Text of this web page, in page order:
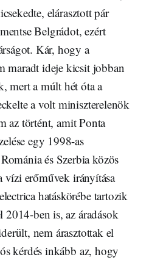
elárasztott pár
Belgrádot, ezért
Kár, hogy a
maradt ideje kicsit jobban
mert a múlt hét óta a
a volt miniszterelenök
az történt, amit Ponta
egy 1998-as
és Szerbia közös
vízi erőművek irányítása
hatáskörébe tartozik
ben is, az áradások
nem árasztottak el
kérdés inkább az, hogy